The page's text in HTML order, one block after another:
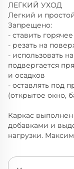
ЛЕГКИЙ УХОД
Легкий и
Запрещено:
- ставить
- резать на
- использовать
подвергается
и осадков
- оставлять под
(открытое окно,
Каркас
добавками и
нагрузки.